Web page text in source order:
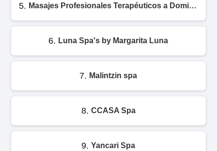
5. Masajes Profesionales Terapéuticos a Domicilio en Monterrey - Camino a Nirvana Spa
6. Luna Spa's by Margarita Luna
7. Malintzin spa
8. CCASA Spa
9. Yancari Spa